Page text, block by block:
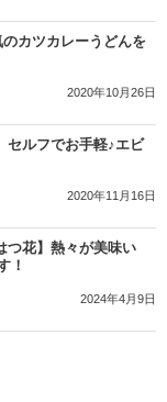
カツカレーうどんを
2020年10月26日
セルフでお手軽♪エビ
2020年11月16日
つ花】熱々が美味い
！
2024年4月9日